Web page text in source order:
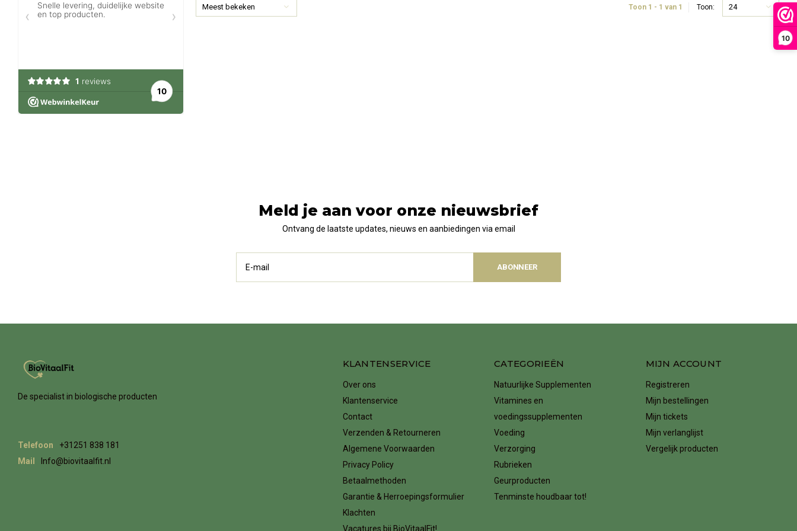
10
Meest bekeken Toon 1 - 1 van 1 Toon: 24
Meld je aan voor onze nieuwsbrief
Ontvang de laatste updates, nieuws en aanbiedingen via email
ABONNEER
De specialist in biologische producten
Telefoon
+31251 838 181
Mail
Info@biovitaalfit.nl
KLANTENSERVICE
Over ons
Klantenservice
Contact
Verzenden & Retourneren
Algemene Voorwaarden
Privacy Policy
Betaalmethoden
Garantie & Herroepingsformulier
Klachten
Vacatures bij BioVitaalFit!
CATEGORIEËN
Natuurlijke Supplementen
Vitamines en
voedingssupplementen
Voeding
Verzorging
Rubrieken
Geurproducten
Tenminste houdbaar tot!
MIJN ACCOUNT
Registreren
Mijn bestellingen
Mijn tickets
Mijn verlanglijst
Vergelijk producten